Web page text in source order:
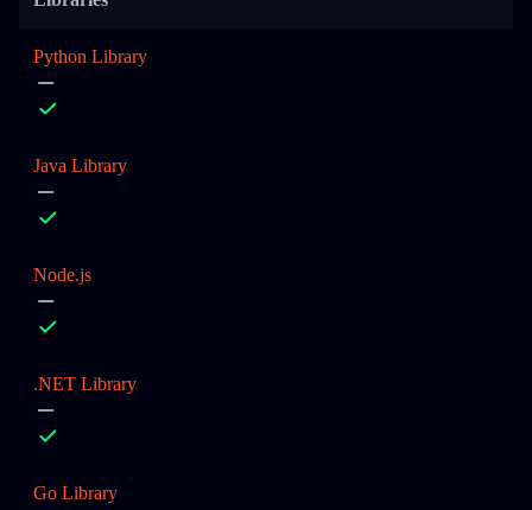
Python Library
Java Library
Node.js
.NET Library
Go Library